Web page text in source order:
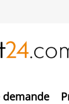
demande